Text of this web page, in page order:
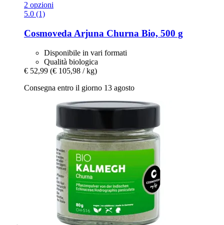
2 opzioni
5.0 (1)
Cosmoveda Arjuna Churna Bio, 500 g
Disponibile in vari formati
Qualità biologica
€ 52,99 (€ 105,98 / kg)
Consegna entro il giorno 13 agosto